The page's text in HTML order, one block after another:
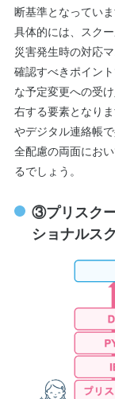
断基準となっていま
具体的には、スク
災害発生時の対応
確認すべきポイン
な予定変更への受
右する要素となり
やデジタル連絡帳
全配慮の両面にお
るでしょう。
③プリスク
ショナルス